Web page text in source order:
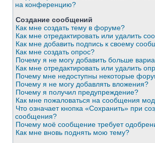
на конференцию?
Создание сообщений
Как мне создать тему в форуме?
Как мне отредактировать или удалить
Как мне добавить подпись к своему
Как мне создать опрос?
Почему я не могу добавить больше
Как мне отредактировать или удалить
Почему мне недоступны некоторые
Почему я не могу добавлять вложения?
Почему я получил предупреждение?
Как мне пожаловаться на сообщения
Что означает кнопка «Сохранить» при
сообщения?
Почему моё сообщение требует
Как мне вновь поднять мою тему?